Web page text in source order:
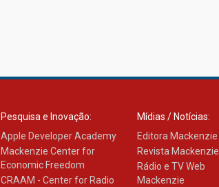
Pesquisa e Inovação:
Apple Developer Academy
Mackenzie Center for
Economic Freedom
CRAAM - Center for Radio
Mídias / Notícias:
Editora Mackenzie
Revista Mackenzie
Rádio e TV Web
Mackenzie